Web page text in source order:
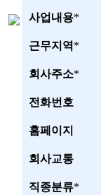
사업내용*
근무지역*
회사주소*
전화번호
홈페이지
회사교통
직종분류*